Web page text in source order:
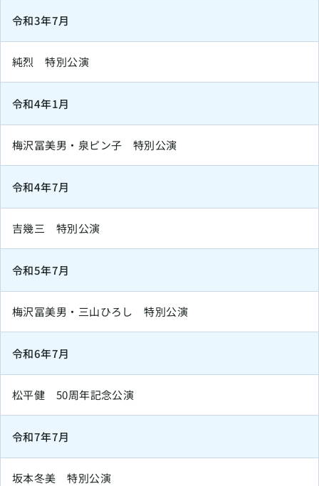
令和3年7月
純烈 特別公演
令和4年1月
梅沢冨美男・泉ピン子 特別公演
令和4年7月
吉幾三 特別公演
令和5年7月
梅沢冨美男・三山ひろし 特別公演
令和6年7月
松平健 50周年記念公演
令和7年7月
坂本冬美 特別公演